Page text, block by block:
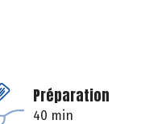
Préparation
40 min